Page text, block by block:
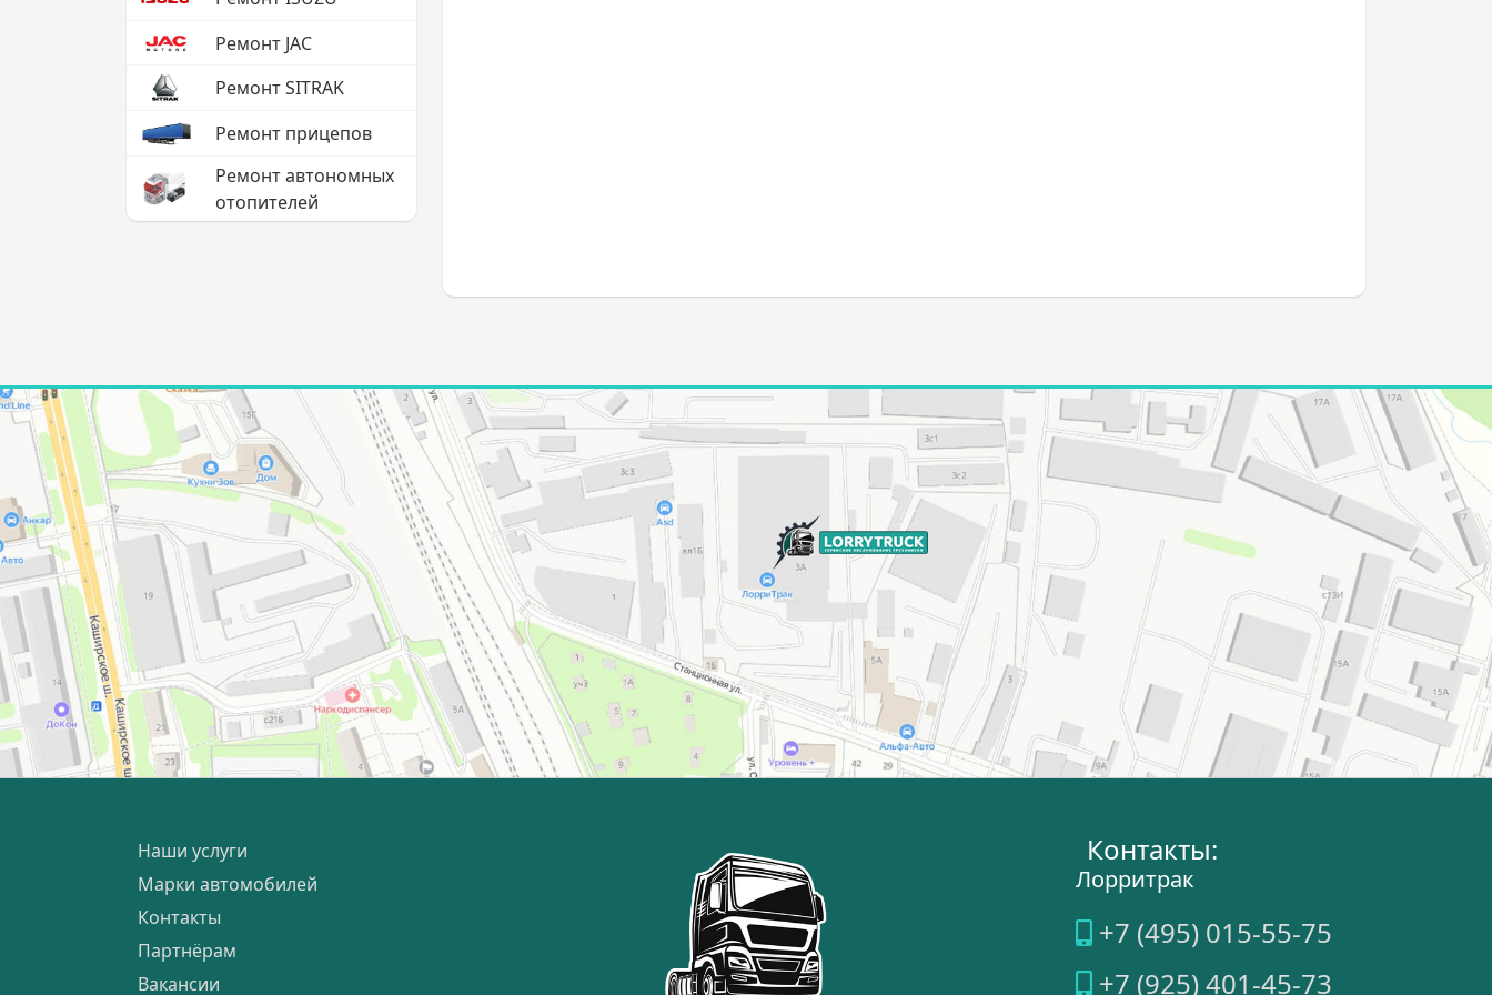
Ремонт JAC
Ремонт SITRAK
Ремонт прицепов
Ремонт автономных
отопителей
Наши услуги
Марки автомобилей
Контакты
Партнёрам
Вакансии
Контакты:
Лорритрак
+7 (495) 015-55-75
+7 (925) 401-45-73